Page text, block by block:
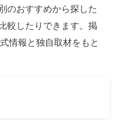
のおすすめから探した
較したりできます。掲
情報と独自取材をもと